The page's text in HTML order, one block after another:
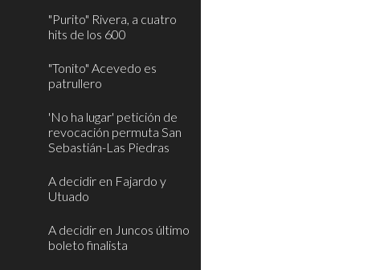
"Purito" Rivera, a cuatro
hits de los 600
"Tonito" Acevedo es
patrullero
'No ha lugar' petición de
revocación permuta San
Sebastián-Las Piedras
A decidir en Fajardo y
Utuado
A decidir en Juncos último
boleto finalista